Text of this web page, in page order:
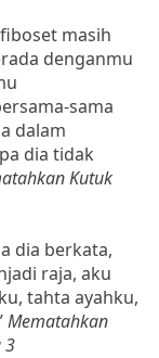
masih
denganmu
sama
dalam
dia tidak
Kutuk
dia berkata,
raja, aku
tahta ayahku,
Mematahkan
3